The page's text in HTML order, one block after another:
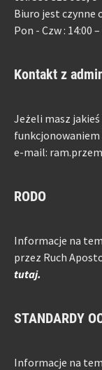
Biuro jest czynne
Pon - Czw : 14:00 –
Kontakt z
Jeżeli masz
e-mail:
RODO
Informacje na
przez Ruch
tutaj.
STANDARDY
Informacje na